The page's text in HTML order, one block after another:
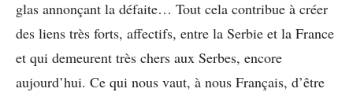
glas annonçant la défaite… Tout cela contribue à créer
des liens très forts, affectifs, entre la Serbie et la France
et qui demeurent très chers aux Serbes, encore
aujourd’hui. Ce qui nous vaut, à nous Français, d’être